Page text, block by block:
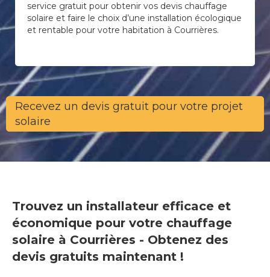
service gratuit pour obtenir vos devis chauffage
solaire et faire le choix d’une installation écologique
et rentable pour votre habitation à Courrières.
Recevez un devis gratuit pour votre projet
solaire
Trouvez un installateur efficace et
économique pour votre chauffage
solaire à Courrières - Obtenez des
devis gratuits maintenant !